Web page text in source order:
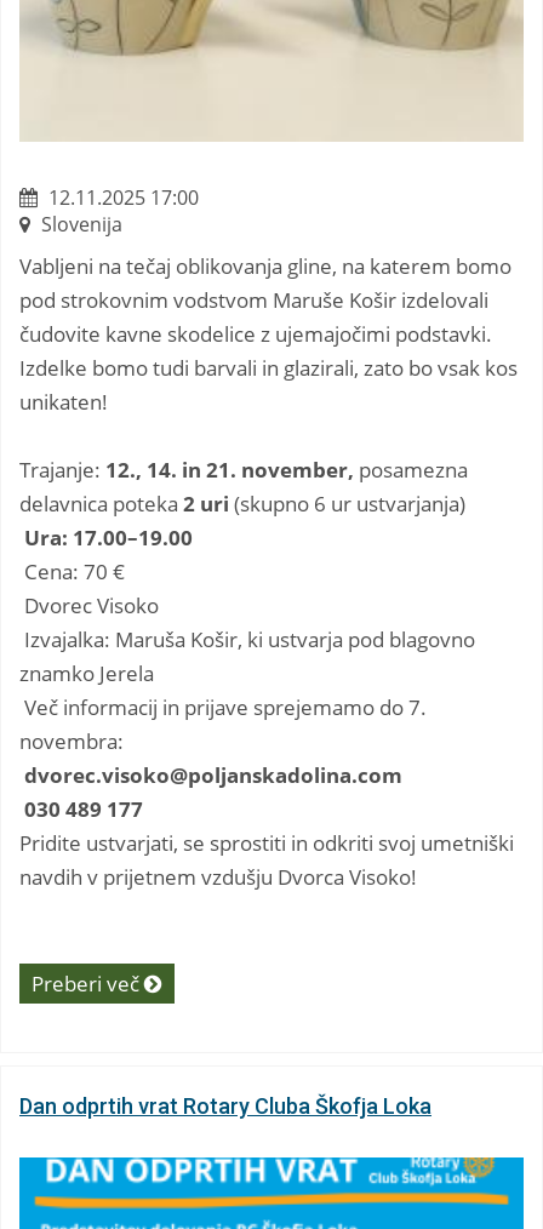
12.11.2025 17:00
Slovenija
Vabljeni na tečaj oblikovanja gline, na katerem bomo
pod strokovnim vodstvom Maruše Košir izdelovali
čudovite kavne skodelice z ujemajočimi podstavki.
Izdelke bomo tudi barvali in glazirali, zato bo vsak kos
unikaten!
Trajanje: 12., 14. in 21. november, posamezna
delavnica poteka 2 uri (skupno 6 ur ustvarjanja)
Ura: 17.00–19.00
Cena: 70 €
Dvorec Visoko
Izvajalka: Maruša Košir, ki ustvarja pod blagovno
znamko Jerela
Več informacij in prijave sprejemamo do 7.
novembra:
dvorec.visoko@poljanskadolina.com
030 489 177
Pridite ustvarjati, se sprostiti in odkriti svoj umetniški
navdih v prijetnem vzdušju Dvorca Visoko!
Preberi več
Dan odprtih vrat Rotary Cluba Škofja Loka